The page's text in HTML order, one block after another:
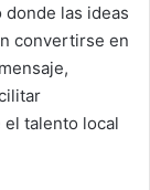
las ideas
convertirse en
el talento local